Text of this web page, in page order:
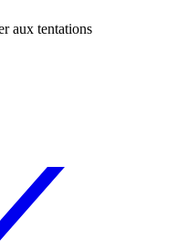
aux tentations